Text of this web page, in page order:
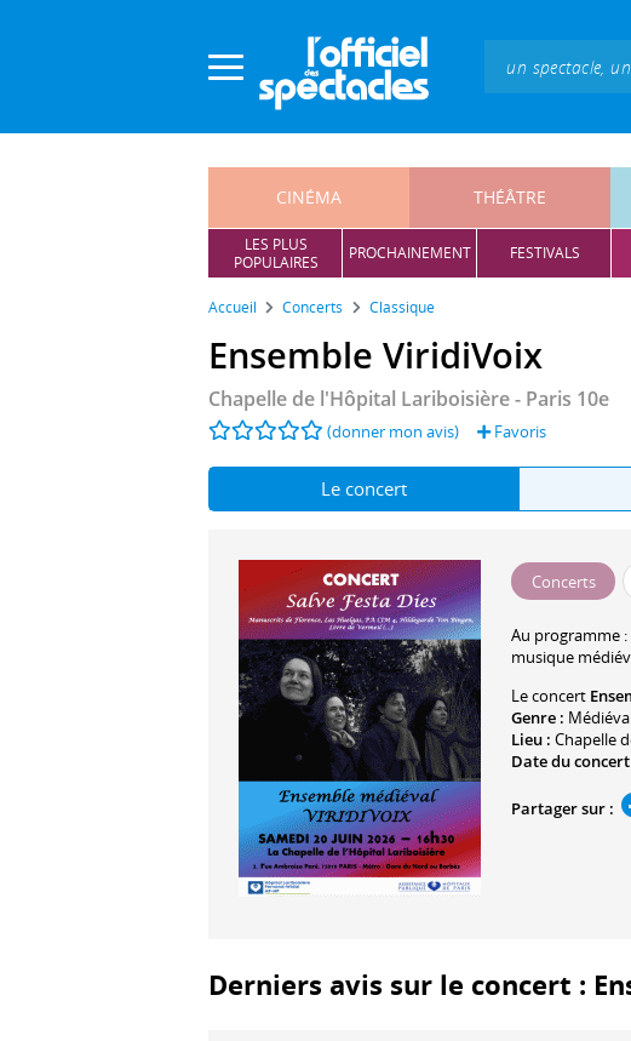
CINÉMA THÉÂTRE
LES PLUS
POPULAIRES
PROCHAINEMENT FESTIVALS
Accueil Concerts Classique
Ensemble ViridiVoix
Chapelle de l'Hôpital Lariboisière- Paris 10e
(donner mon avis) Favoris
Le concert
Concerts
Au programme :
musique
Le concert
Genre :
Lieu : Chapelle
Date du
Partager sur :
Derniers avis sur le concert :